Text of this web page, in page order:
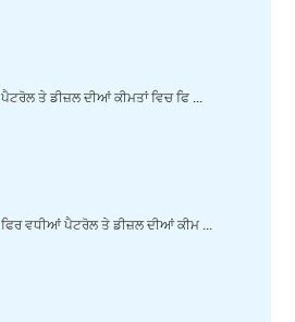
ਪੈਟਰੋਲ ਤੇ ਡੀਜ਼ਲ ਦੀਆਂ ਕੀਮਤਾਂ ਵਿਚ ਫਿ ...
ਫਿਰ ਵਧੀਆਂ ਪੈਟਰੋਲ ਤੇ ਡੀਜ਼ਲ ਦੀਆਂ ਕੀਮ ...